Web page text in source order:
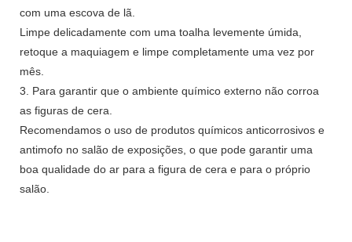
com uma escova de lã.
Limpe delicadamente com uma toalha levemente úmida,
retoque a maquiagem e limpe completamente uma vez por
mês.
3. Para garantir que o ambiente químico externo não corroa
as figuras de cera.
Recomendamos o uso de produtos químicos anticorrosivos e
antimofo no salão de exposições, o que pode garantir uma
boa qualidade do ar para a figura de cera e para o próprio
salão.